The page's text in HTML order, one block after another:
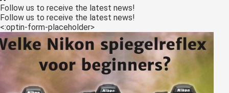
Follow us to receive the latest news!
Follow us to receive the latest news!
<:optin-form-placeholder>